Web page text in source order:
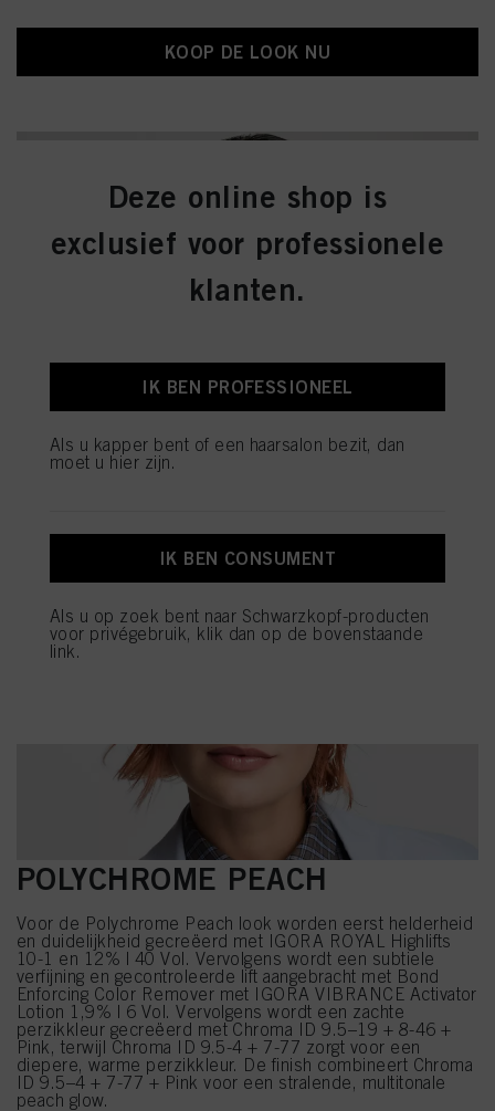
KOOP DE LOOK NU
POLYCHROME PEACH
Voor de Polychrome Peach look worden eerst helderheid
en duidelijkheid gecreëerd met IGORA ROYAL Highlifts
10-1 en 12% | 40 Vol. Vervolgens wordt een subtiele
verfijning en gecontroleerde lift aangebracht met Bond
Enforcing Color Remover met IGORA VIBRANCE Activator
Lotion 1,9% | 6 Vol. Vervolgens wordt een zachte
perzikkleur gecreëerd met Chroma ID 9.5–19 + 8-46 +
Pink, terwijl Chroma ID 9.5-4 + 7-77 zorgt voor een
diepere, warme perzikkleur. De finish combineert Chroma
ID 9.5–4 + 7-77 + Pink voor een stralende, multitonale
peach glow.
Deze online shop is
exclusief voor professionele
klanten.
IK BEN PROFESSIONEEL
Als u kapper bent of een haarsalon bezit, dan
moet u hier zijn.
IK BEN CONSUMENT
Als u op zoek bent naar Schwarzkopf-producten
voor privégebruik, klik dan op de bovenstaande
link.